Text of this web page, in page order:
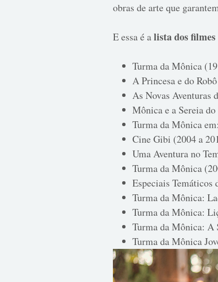
obras de arte que
E essa é alista dos
Turma da Mônica
A Princesa e do
As Novas Aventuras
Mônica e a Sereia
Turma da Mônica
Cine Gibi (2004 a
Uma Aventura no
Turma da Mônica
Especiais Temáticos
Turma da Mônica:
Turma da Mônica:
Turma da Mônica: A
Turma da Mônica